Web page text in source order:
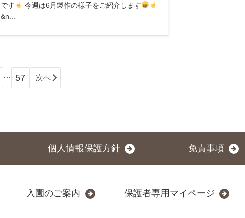
です
今週は6月製作の様子をご紹介します
&n...
… 57 次へ
個人情報保護方針 免責事項
入園のご案内 保護者専用マイページ